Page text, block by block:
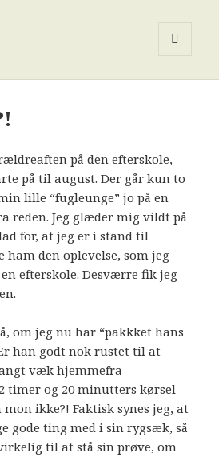
på den efterskole,
på til august. Der går kun to
lille “fugleunge” jo på en
reden. Jeg glæder mig vildt på
for, at jeg er i stand til
ham den oplevelse, som jeg
efterskole. Desværre fik jeg
om jeg nu har “pakkket hans
han godt nok rustet til at
væk hjemmefra
timer og 20 minutters kørsel
mon ikke?! Faktisk synes jeg, at
gode ting med i sin rygsæk, så
til at stå sin prøve, om